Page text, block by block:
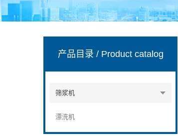
产品目录 / Product catalog
筛浆机
漂洗机